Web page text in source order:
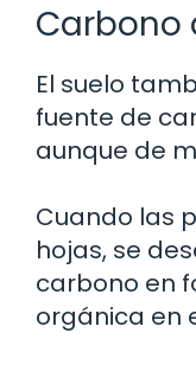
Carbono
El suelo
fuente de
aunque de
Cuando las
hojas, se
carbono en
orgánica en